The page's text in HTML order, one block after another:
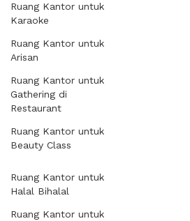
Ruang Kantor untuk
Karaoke
Ruang Kantor untuk
Arisan
Ruang Kantor untuk
Gathering di
Restaurant
Ruang Kantor untuk
Beauty Class
Ruang Kantor untuk
Halal Bihalal
Ruang Kantor untuk